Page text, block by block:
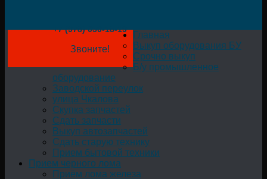
+7 (978) 050-18-19
Звоните!
Главная
Выкуп оборудования БУ
Срочно выкуп
Б/у промышленное
оборудование
Заводской переулок
улица Чкалова
Скупка запчастей
Сдать запчасти
Выкуп автозапчастей
Сдать старую технику
Прием бытовой техники
Прием черного лома
Приём лома железа